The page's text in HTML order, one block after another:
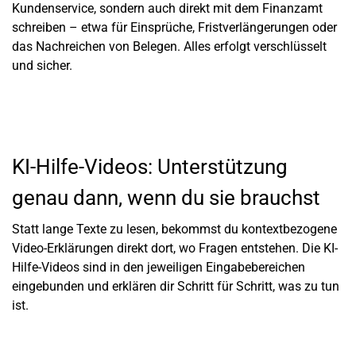
Kundenservice, sondern auch direkt mit dem Finanzamt
schreiben – etwa für Einsprüche, Fristverlängerungen oder
das Nachreichen von Belegen. Alles erfolgt verschlüsselt
und sicher.
KI-Hilfe-Videos: Unterstützung
genau dann, wenn du sie brauchst
Statt lange Texte zu lesen, bekommst du kontextbezogene
Video-Erklärungen direkt dort, wo Fragen entstehen. Die KI-
Hilfe-Videos sind in den jeweiligen Eingabebereichen
eingebunden und erklären dir Schritt für Schritt, was zu tun
ist.